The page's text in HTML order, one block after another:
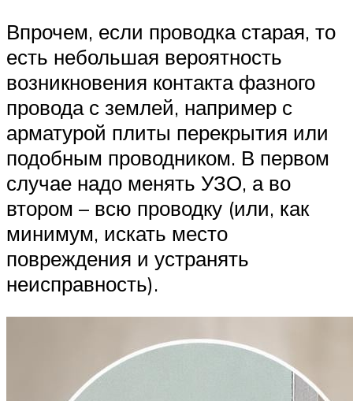
Впрочем, если проводка старая, то
есть небольшая вероятность
возникновения контакта фазного
провода с землей, например с
арматурой плиты перекрытия или
подобным проводником. В первом
случае надо менять УЗО, а во
втором – всю проводку (или, как
минимум, искать место
повреждения и устранять
неисправность).